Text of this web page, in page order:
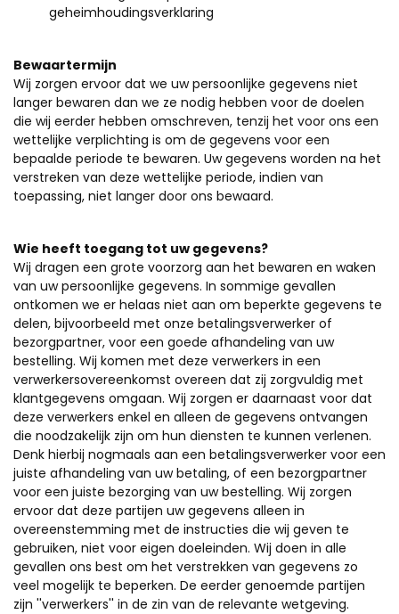
geheimhoudingsverklaring
Bewaartermijn
Wij zorgen ervoor dat we uw persoonlijke gegevens niet
langer bewaren dan we ze nodig hebben voor de doelen
die wij eerder hebben omschreven, tenzij het voor ons een
wettelijke verplichting is om de gegevens voor een
bepaalde periode te bewaren. Uw gegevens worden na het
verstreken van deze wettelijke periode, indien van
toepassing, niet langer door ons bewaard.
Wie heeft toegang tot uw gegevens?
Wij dragen een grote voorzorg aan het bewaren en waken
van uw persoonlijke gegevens. In sommige gevallen
ontkomen we er helaas niet aan om beperkte gegevens te
delen, bijvoorbeeld met onze betalingsverwerker of
bezorgpartner, voor een goede afhandeling van uw
bestelling. Wij komen met deze verwerkers in een
verwerkersovereenkomst overeen dat zij zorgvuldig met
klantgegevens omgaan. Wij zorgen er daarnaast voor dat
deze verwerkers enkel en alleen de gegevens ontvangen
die noodzakelijk zijn om hun diensten te kunnen verlenen.
Denk hierbij nogmaals aan een betalingsverwerker voor een
juiste afhandeling van uw betaling, of een bezorgpartner
voor een juiste bezorging van uw bestelling. Wij zorgen
ervoor dat deze partijen uw gegevens alleen in
overeenstemming met de instructies die wij geven te
gebruiken, niet voor eigen doeleinden. Wij doen in alle
gevallen ons best om het verstrekken van gegevens zo
veel mogelijk te beperken. De eerder genoemde partijen
zijn ''verwerkers'' in de zin van de relevante wetgeving.